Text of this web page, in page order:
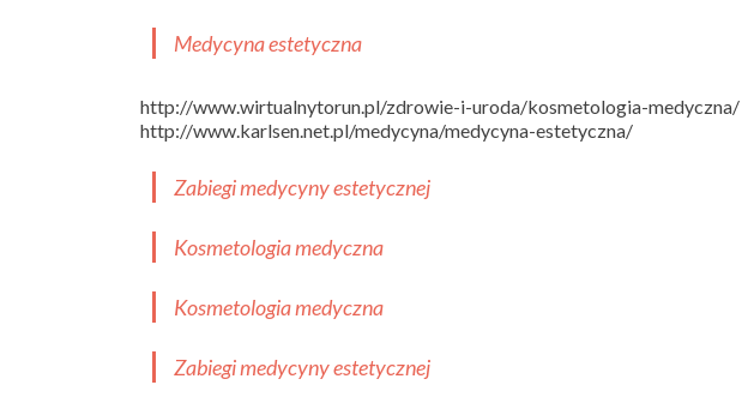
Medycyna estetyczna
http://www.wirtualnytorun.pl/zdrowie-i-uroda/kosmetologia-medyczna/
http://www.karlsen.net.pl/medycyna/medycyna-estetyczna/
Zabiegi medycyny estetycznej
Kosmetologia medyczna
Kosmetologia medyczna
Zabiegi medycyny estetycznej